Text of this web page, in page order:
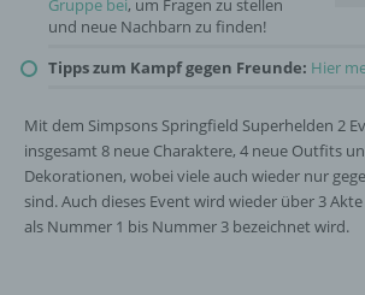
und neue Nachbarn zu finden!
Tipps zum Kampf gegen Freunde: Hier
Mit dem Simpsons Springfield Superhelden 2
insgesamt 8 neue Charaktere, 4 neue Outfits
Dekorationen, wobei viele auch wieder nur
sind. Auch dieses Event wird wieder über 3
als Nummer 1 bis Nummer 3 bezeichnet wird.